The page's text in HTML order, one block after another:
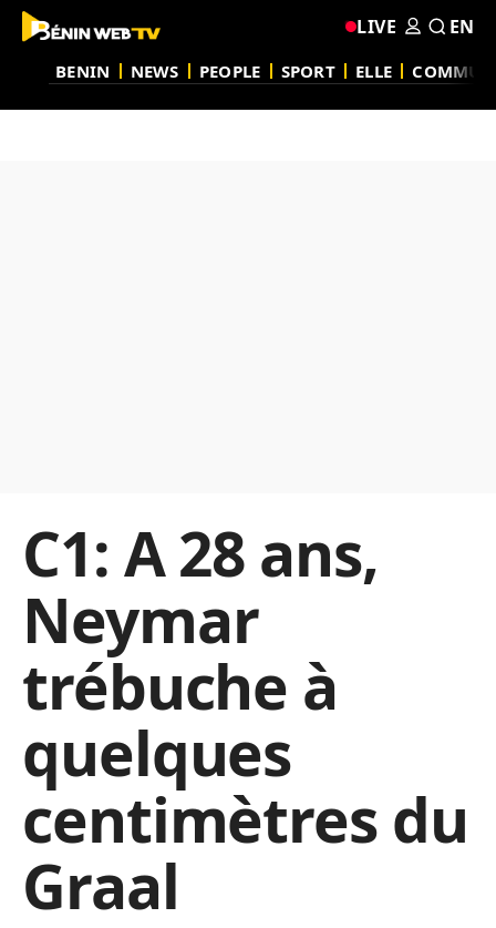
BENIN NEWS PEOPLE SPORT ELLE
LIVE EN
C1: A 28 ans,
Neymar
trébuche à
quelques
centimètres du
Graal